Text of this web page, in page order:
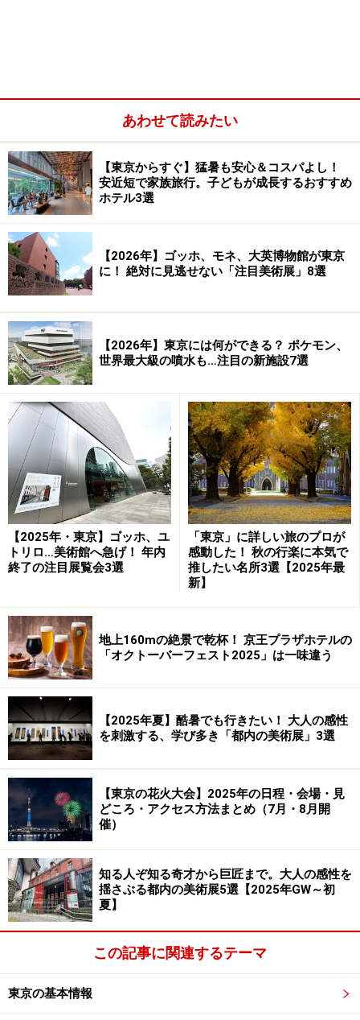
大人数で訪れてもよし、一人でゆったりも過ごせる『天空の
普段は一般立ち入り禁止の7階のテラスが、夏の間180席
のビアガーデンに変身するヒルトン東京の『天空のビア
ガーデン』。今年は一人でもビアガーデンを楽しみたい
という声に応え、「お一人様ビアガーデンコーナー」が
新設されます。
高層ビルが目の前にそびえ立ち、夜景が迫ってくるよう
なダイナミックな風景を楽しめる天空のビアガーデン。
客室からも見えるので「あのスペースは何？」と興味を
持たれ、ホテルに宿泊している外国人の利用も多いそう
です。
ヘルシーな野菜の盛り合わせ『ベジタブル・クルディテ』と
ビール
生ビール、スパークリングワイン、赤・白ワイン、カク
テル、ソフトドリンクなど全10種類のドリンクが1.5時間
飲み放題。ヘルシーな野菜の盛り合わせやフレンチフラ
イなども別途1メニュー500円からオーダーできます。
そして沈みゆく太陽と、夜に切り替わる瞬間の美しい空
を堪能できる西側には、バーカウンターのようなハイデ
スク・ハイチェアのお一人様ビアガーデンコーナーが出
現。他のテーブルには背を向けて座る席なので一人でも
周りを気にせずゆったりでき、また隣り合った席で新た
な出会いを楽しむのもいいでしょう。
＜DATA＞
■ヒルトン東京 『天空のビアガーデン』
住所：東京都新宿区西新宿6-6-2 7階プライベートラウ
ンジ外
TEL：03-3344-5111（レストラン予約）
アクセス：JR『新宿』駅より徒歩10分
東京メトロ丸ノ内線『西新宿』駅より徒歩2分
期間：6月1日（日）～9月30日（火）
時間：17:30～22:00（1.5時間制）
料金：3300円（税・サービス料込）
※雨天の場合中止
あわせて読みたい
【東京からすぐ】猛暑も安心＆コスパよし！
安近短で家族旅行。子どもが成長するおすすめ
ホテル3選
【2026年】ゴッホ、モネ、大英博物館が東京
に！ 絶対に見逃せない「注目美術展」8選
【2026年】東京には何ができる？ ポケモン、
世界最大級の噴水も…注目の新施設7選
【2025年・東京】ゴッホ、ユ
トリロ…美術館へ急げ！ 年内
終了の注目展覧会3選
「東京」に詳しい旅のプロが
感動した！ 秋の行楽に本気で
推したい名所3選【2025年最
新】
地上160mの絶景で乾杯！ 京王プラザホテルの
「オクトーバーフェスト2025」は一味違う
【2025年夏】酷暑でも行きたい！ 大人の感性
を刺激する、学び多き「都内の美術展」3選
【東京の花火大会】2025年の日程・会場・見
どころ・アクセス方法まとめ（7月・8月開
催）
知る人ぞ知る奇才から巨匠まで。大人の感性を
揺さぶる都内の美術展5選【2025年GW～初
夏】
この記事に関連するテーマ
東京の基本情報